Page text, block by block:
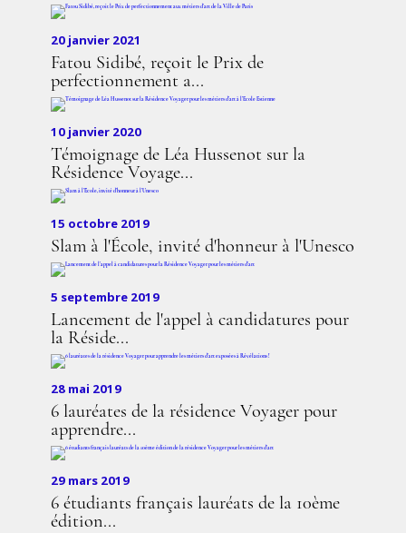
20 janvier 2021
Fatou Sidibé, reçoit le Prix de
perfectionnement a...
10 janvier 2020
Témoignage de Léa Hussenot sur la
Résidence Voyage...
15 octobre 2019
Slam à l'École, invité d'honneur à l'Unesco
5 septembre 2019
Lancement de l'appel à candidatures pour
la Réside...
28 mai 2019
6 lauréates de la résidence Voyager pour
apprendre...
29 mars 2019
6 étudiants français lauréats de la 10ème
édition...